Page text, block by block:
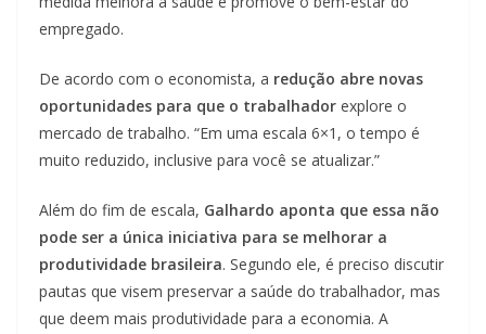
empregado.
De acordo com o economista, a redução abre novas
oportunidades para que o trabalhador explore o
mercado de trabalho. “Em uma escala 6×1, o tempo é
muito reduzido, inclusive para você se atualizar.”
Além do fim de escala, Galhardo aponta que essa não
pode ser a única iniciativa para se melhorar a
produtividade brasileira. Segundo ele, é preciso discutir
pautas que visem preservar a saúde do trabalhador, mas
que deem mais produtividade para a economia. A